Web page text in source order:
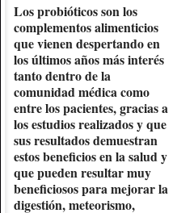
Los probióticos son los
complementos alimenticios
que vienen despertando en
los últimos años más interés
tanto dentro de la
comunidad médica como
entre los pacientes, gracias a
los estudios realizados y que
sus resultados demuestran
estos beneficios en la salud y
que pueden resultar muy
beneficiosos para mejorar la
digestión, meteorismo,